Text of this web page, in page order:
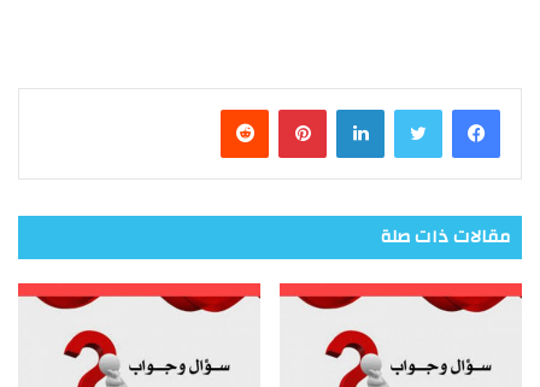
فيسبوك تويتر لينكدإن بينتيريست
مقالات ذات صلة